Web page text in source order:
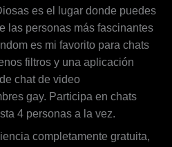
es el lugar donde puedes
las personas más fascinantes
es mi favorito para chats
filtros y una aplicación
chat de video
gay. Participa en chats
4 personas a la vez.
completamente gratuita,